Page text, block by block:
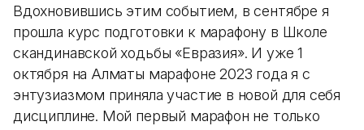
Вдохновившись этим событием, в сентябре я
прошла курс подготовки к марафону в Школе
скандинавской ходьбы «Евразия». И уже 1
октября на Алматы марафоне 2023 года я с
энтузиазмом приняла участие в новой для себя
дисциплине. Мой первый марафон не только